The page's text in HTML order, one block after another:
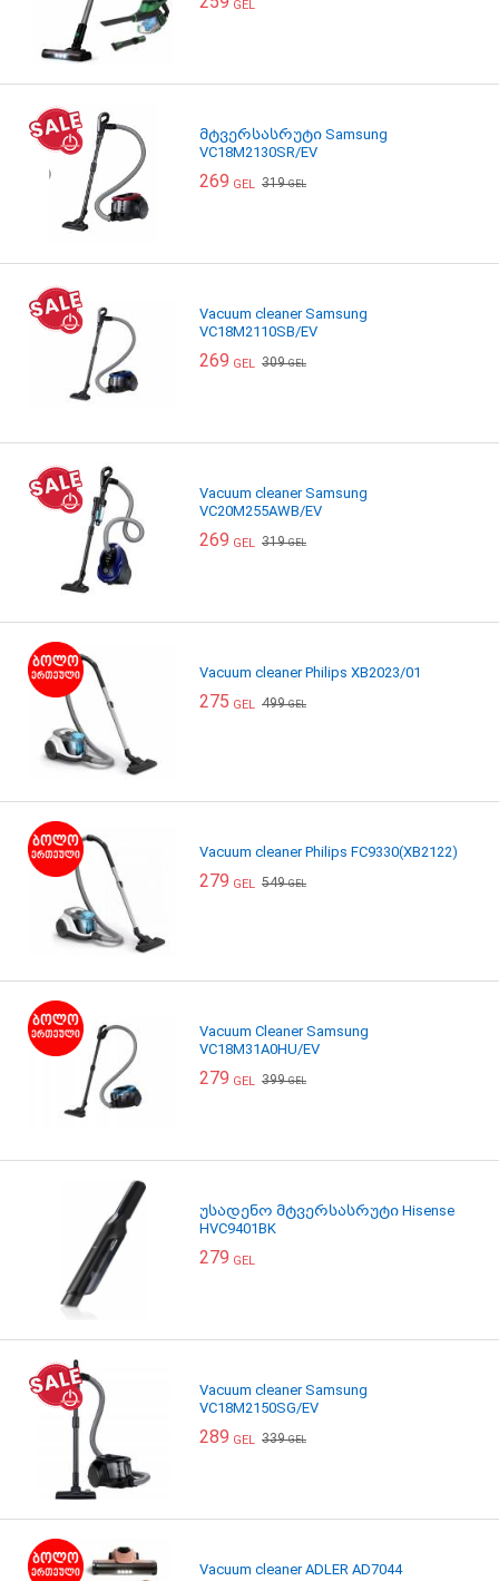
GEL
მტვერსასრუტი Samsung
VC18M2130SR/EV
269 GEL 319GEL
Vacuum cleaner Samsung
VC18M2110SB/EV
269 GEL 309GEL
Vacuum cleaner Samsung
VC20M255AWB/EV
269 GEL 319GEL
Vacuum cleaner Philips XB2023/01
275 GEL 499GEL
Vacuum cleaner Philips FC9330(XB2122)
279 GEL 549GEL
Vacuum Cleaner Samsung
VC18M31A0HU/EV
279 GEL 399GEL
უსადენო მტვერსასრუტი Hisense
HVC9401BK
279 GEL
Vacuum cleaner Samsung
VC18M2150SG/EV
289 GEL 339GEL
Vacuum cleaner ADLER AD7044